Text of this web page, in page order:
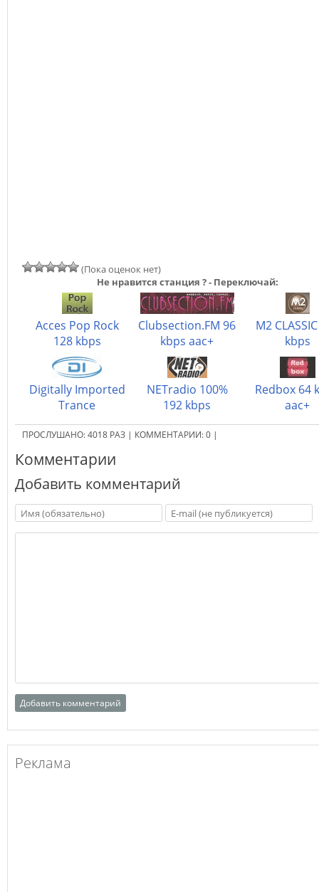
(Пока оценок нет)
Не нравится станция ? - Переключай:
Acces Pop Rock
128 kbps
Clubsection.FM 96
kbps aac+
M2
kbps
Digitally Imported
Trance
NETradio 100%
192 kbps
Redbox 64
aac+
ПРОСЛУШАНО:4018 РАЗ | КОММЕНТАРИИ:0 |
Комментарии
Добавить комментарий
Реклама